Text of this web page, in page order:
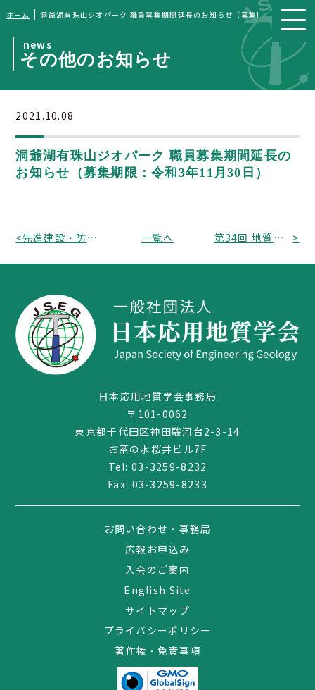
ホーム |洞爺湖有珠山ジオパーク 職員募集期間延長のお知らせ（募集期限：令和3年
news
その他のお知らせ
2021.10.08
洞爺湖有珠山ジオパーク 職員募集期間延長の
お知らせ（募集期限：令和3年11月30日）
< 先進建設・防災・減災技術フェアin熊本2021 開催のお知らせ（開催日時：令和3年11月24～25日） 一覧へ 第34回 地質調査総合センターシンポジウム「防災・減災に向けた産総研の地震・津波・火山研究?東日本大震災から10年の成果と今後?」開催のご案内 >
日本応用地質学会事務局
〒101-0062
東京都千代田区神田駿河台2-3-14
お茶の水桜井ビル7F
Tel:03-3259-8232
Fax: 03-3259-8233
お問い合わせ・事務局
広報お申込み
入会のご案内
English Site
サイトマップ
プライバシーポリシー
著作権・免責事項